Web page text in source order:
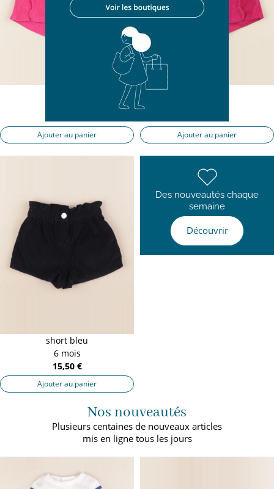
Ajouter au panier Ajouter au panier
short bleu
6 mois
15,50 €
Ajouter au panier
Des nouveautés chaque
semaine
Découvrir
Nos nouveautés
Plusieurs centaines de nouveaux articles
mis en ligne tous les jours